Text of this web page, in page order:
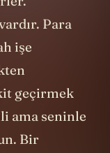
Para
işe
geçirmek
ama seninle
Bir